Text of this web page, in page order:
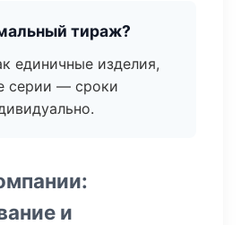
тираж?
единичные изделия,
серии — сроки
и